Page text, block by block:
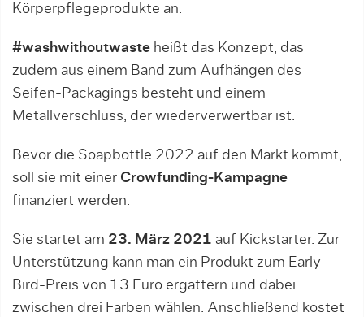
Körperpflegeprodukte an.
#washwithoutwaste heißt das Konzept, das
zudem aus einem Band zum Aufhängen des
Seifen-Packagings besteht und einem
Metallverschluss, der wiederverwertbar ist.
Bevor die Soapbottle 2022 auf den Markt kommt,
soll sie mit einer Crowfunding-Kampagne
finanziert werden.
Sie startet am 23. März 2021 auf Kickstarter. Zur
Unterstützung kann man ein Produkt zum Early-
Bird-Preis von 13 Euro ergattern und dabei
zwischen drei Farben wählen. Anschließend kostet